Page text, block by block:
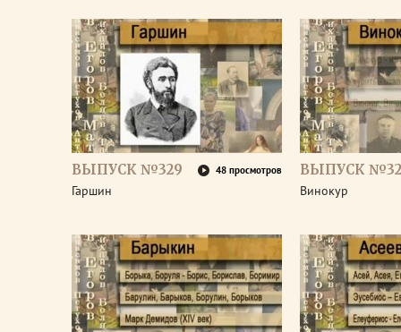
ВЫПУСК №329 48 просмотров
Гаршин
ВЫПУСК
Винокур